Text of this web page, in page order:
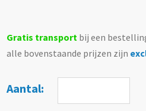
Gratis transport bij een
alle bovenstaande prijzen zijn
Aantal: